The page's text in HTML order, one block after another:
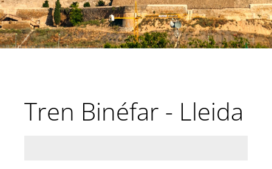
Tren Binéfar - Lleida